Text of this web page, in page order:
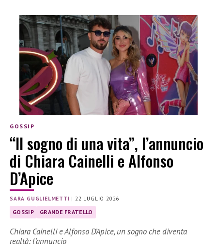
GOSSIP
“Il sogno di una vita”, l’annuncio
di Chiara Cainelli e Alfonso
D’Apice
SARA GUGLIELMETTI |22 LUGLIO 2026
GOSSIP GRANDE FRATELLO
Chiara Cainelli e Alfonso D’Apice, un sogno che diventa
realtà: l’annuncio